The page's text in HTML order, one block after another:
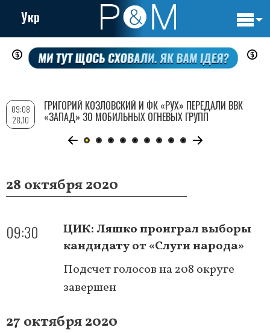
Перейти
содержанию
Укр
28 октября 2020
09:30
ЦИК: Ляшко проиграл выборы
кандидату от «Слуги народа»
Подсчет голосов на 208 округе
завершен
27 октября 2020
09:08
28.10
ГРИГОРИЙ КОЗЛОВСКИЙ И ФК «РУХ» ПЕРЕДАЛИ ВВК
«ЗАПАД» 30 МОБИЛЬНЫХ ОГНЕВЫХ ГРУПП